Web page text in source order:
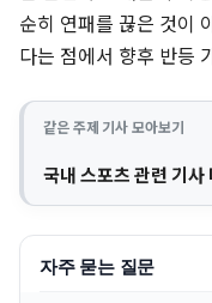
순히 연패를 끊은 것이
다는 점에서 향후 반등
같은 주제 기사 모아보기
국내 스포츠 관련 기사
자주 묻는 질문